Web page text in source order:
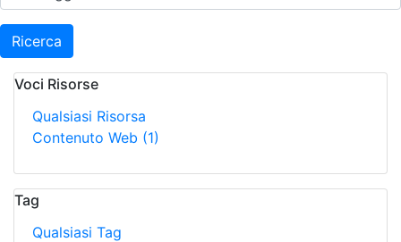
Ricerca
Voci Risorse
Qualsiasi Risorsa
Contenuto Web (1)
Tag
Qualsiasi Tag